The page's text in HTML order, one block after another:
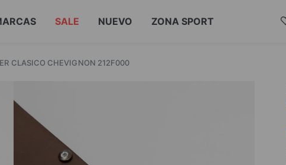
SALE NUEVO ZONA SPORT
CLASICO CHEVIGNON 212F000